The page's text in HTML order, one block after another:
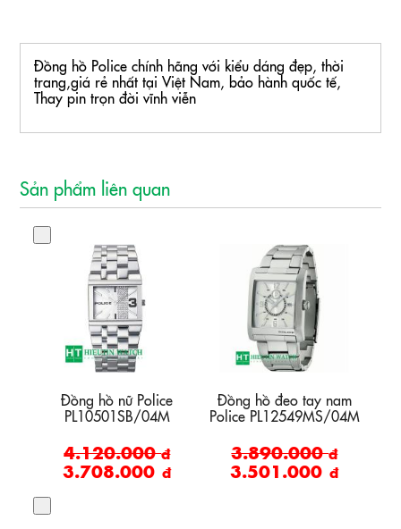
Đồng hồ Police chính hãng với kiểu dáng đẹp, thời
trang,giá rẻ nhất tại Việt Nam, bảo hành quốc tế,
Thay pin trọn đời vĩnh viễn
Sản phẩm liên quan
Đồng hồ nữ Police
PL10501SB/04M
4.120.000đ
3.708.000 đ
Đồng hồ đeo tay nam
Police PL12549MS/04M
3.890.000đ
3.501.000 đ